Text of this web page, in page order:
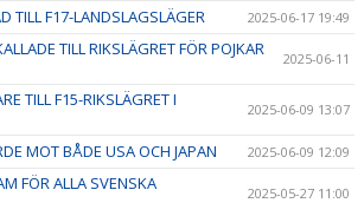
TILL F17-LANDSLAGSLÄGER 2025-06-17 19:49
TILL RIKSLÄGRET FÖR POJKAR
2025-06-11
TILL F15-RIKSLÄGRET I
2025-06-09 13:07
MOT BÅDE USA OCH JAPAN 2025-06-09 12:09
FÖR ALLA SVENSKA
2025-05-27 11:00